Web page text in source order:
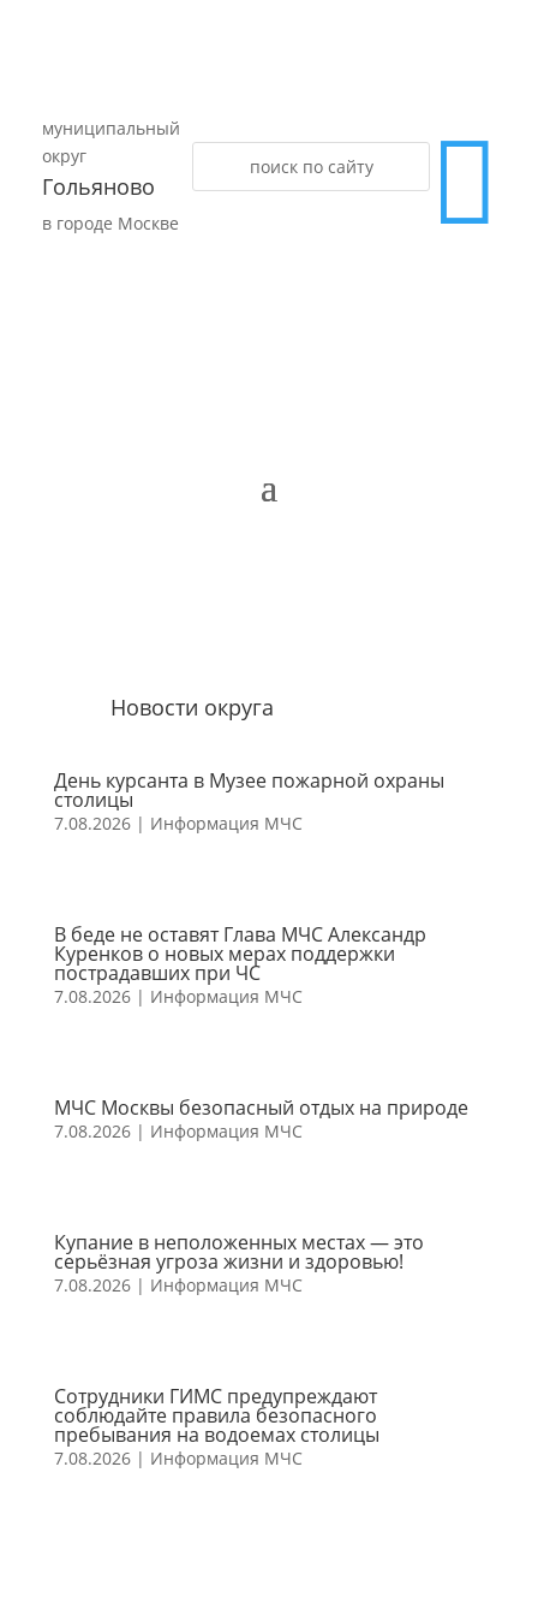
муниципальный
округ
Гольяново
в городе Москве 
Новости округа
День курсанта в Музее пожарной охраны
столицы
7.08.2026| Информация МЧС
В беде не оставят Глава МЧС Александр
Куренков о новых мерах поддержки
пострадавших при ЧС
7.08.2026| Информация МЧС
МЧС Москвы безопасный отдых на природе
7.08.2026| Информация МЧС
Купание в неположенных местах — это
серьёзная угроза жизни и здоровью!
7.08.2026| Информация МЧС
Сотрудники ГИМС предупреждают
соблюдайте правила безопасного
пребывания на водоемах столицы
7.08.2026| Информация МЧС